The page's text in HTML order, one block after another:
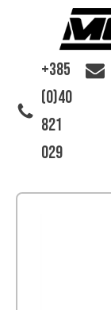
+385
(0)40
821
029